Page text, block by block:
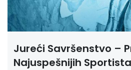
Jureći Savršenstvo –
Najuspešnijih